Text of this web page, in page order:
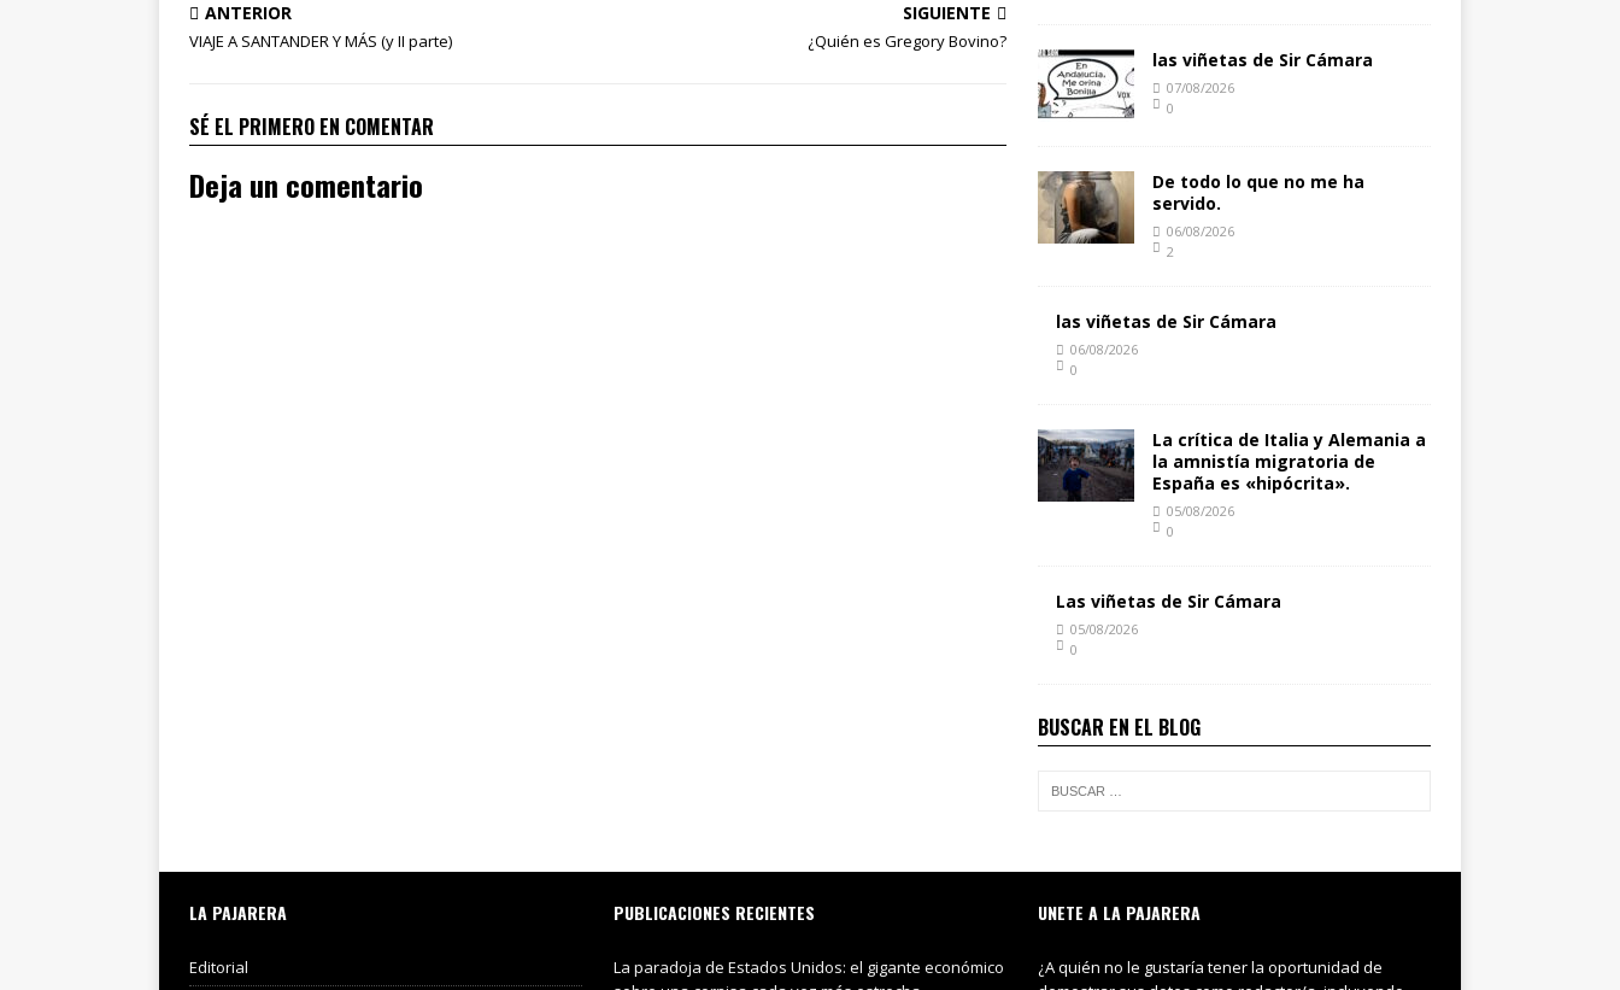
ANTERIOR
VIAJE A SANTANDER Y MÁS (y II parte)
SIGUIENTE
¿Quién es Gregory Bovino?
SÉ EL PRIMERO EN COMENTAR
Deja un comentario
las viñetas de Sir Cámara
07/08/2026
0
De todo lo que no me ha
servido.
06/08/2026
2
las viñetas de Sir Cámara
06/08/2026
0
La crítica de Italia y Alemania a
la amnistía migratoria de
España es «hipócrita».
05/08/2026
0
Las viñetas de Sir Cámara
05/08/2026
0
BUSCAR EN EL BLOG
LA PAJARERA
Editorial
PUBLICACIONES RECIENTES
La paradoja de Estados Unidos: el gigante económico
UNETE A LA PAJARERA
¿A quién no le gustaría tener la oportunidad de